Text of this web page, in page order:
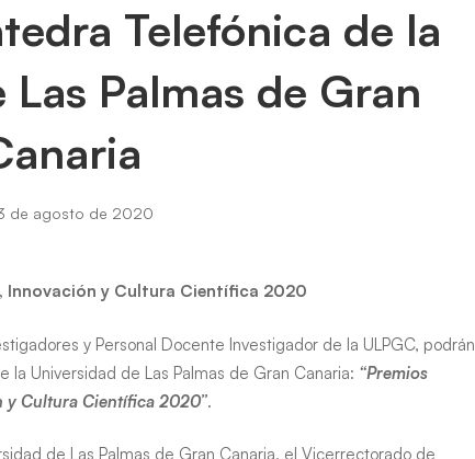
Telefónica de la
Palmas de Gran
de agosto de 2020
Innovación y Cultura Científica 2020
y Personal Docente Investigador de la ULPGC, podrán
Universidad de Las Palmas de Gran Canaria: “Premios
y Cultura Científica 2020”.
de Las Palmas de Gran Canaria, el Vicerrectorado de